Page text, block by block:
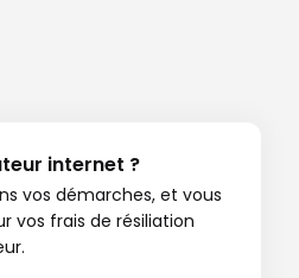
internet ?
vos démarches, et vous
vos frais de résiliation